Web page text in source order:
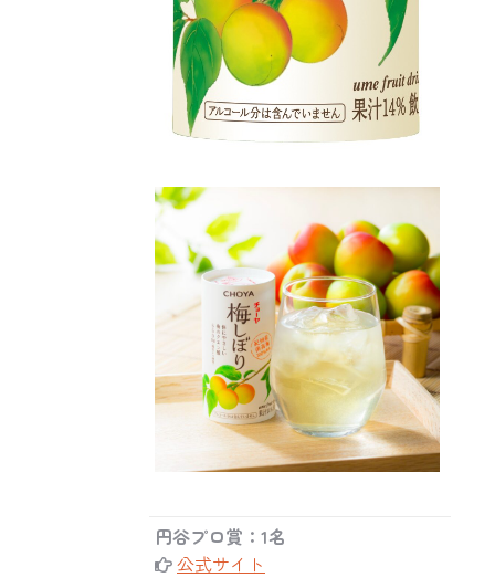
円谷プロ賞：1名
公式サイト